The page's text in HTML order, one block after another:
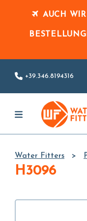
AUCH
+39.346.8194316
Water Fitters
H3096